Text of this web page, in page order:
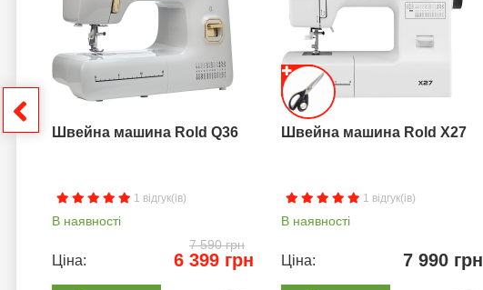
Швейна машина Rold Q36
1 відгук(ів)
В наявності
7 590 грн
Ціна: 6 399 грн
Швейна машина Rold X27
1 відгук(ів)
В наявності
Ціна: 7 990 грн